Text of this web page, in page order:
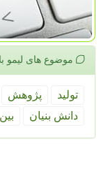
موضوع های لیمو
تولید پژوهش
دانش بنیان